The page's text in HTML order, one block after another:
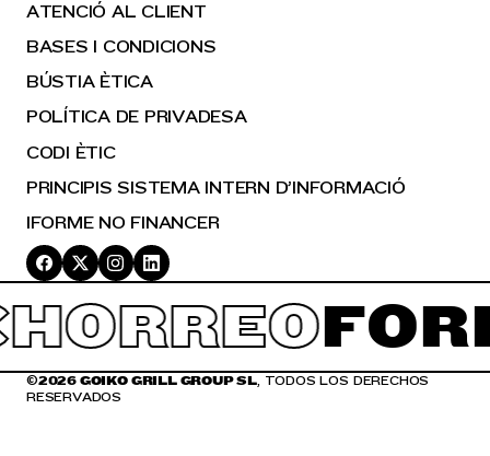
ATENCIÓ AL CLIENT
BASES I CONDICIONS
BÚSTIA ÈTICA
POLÍTICA DE PRIVADESA
CODI ÈTIC
PRINCIPIS SISTEMA INTERN D’INFORMACIÓ
IFORME NO FINANCER
©2026 GOIKO GRILL GROUP SL, TODOS LOS DERECHOS
RESERVADOS